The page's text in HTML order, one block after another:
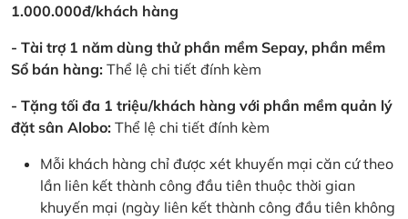
1.000.000đ/khách hàng
- Tài trợ 1 năm dùng thử phần mềm Sepay, phần mềm
Sổ bán hàng: Thể lệ chi tiết đính kèm
- Tặng tối đa 1 triệu/khách hàng với phần mềm quản lý
đặt sân Alobo: Thể lệ chi tiết đính kèm
Mỗi khách hàng chỉ được xét khuyến mại căn cứ theo
lần liên kết thành công đầu tiên thuộc thời gian
khuyến mại (ngày liên kết thành công đầu tiên không